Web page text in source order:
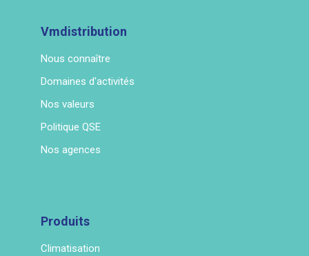
Vmdistribution
Nous connaître
Domaines d'activités
Nos valeurs
Politique QSE
Nos agences
Produits
Climatisation